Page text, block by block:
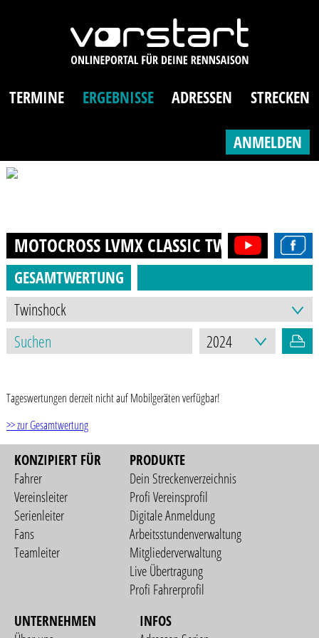
TERMINE ERGEBNISSE ADRESSEN STRECKEN
ANMELDEN
MOTOCROSS LVMX CLASSIC TWINSHOCK
GESAMTWERTUNG
Tageswertungen derzeit nicht auf Mobilgeräten verfügbar!
>> zur Gesamtwertung
KONZIPIERT FÜR
Fahrer
Vereinsleiter
Serienleiter
Fans
Teamleiter
PRODUKTE
Dein Streckenverzeichnis
Profi Vereinsprofil
Digitale Anmeldung
Arbeitsstundenverwaltung
Mitgliederverwaltung
Live Übertragung
Profi Fahrerprofil
UNTERNEHMEN
INFOS